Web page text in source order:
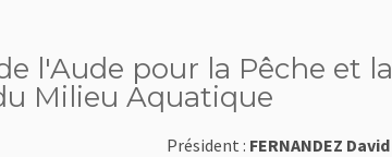
l'Aude pour la Pêche et la
Milieu Aquatique
Président : FERNANDEZ David